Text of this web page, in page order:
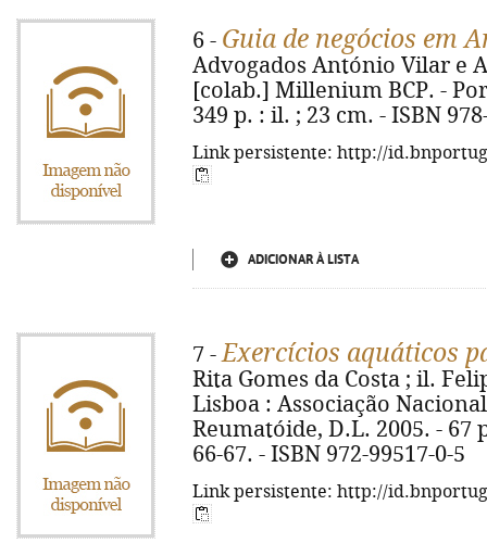
6 - Guia de negócios em
Advogados António Vilar e
[colab.] Millenium BCP. -
349 p. : il. ; 23 cm. - ISBN
Link persistente: http://
ADICIONAR À LISTA
7 -Exercícios aquáticos
Rita Gomes da Costa ; il.
Lisboa : Associação
Reumatóide, D.L. 2005. - 67
66-67. - ISBN 972-99517-0-5
Link persistente: http://